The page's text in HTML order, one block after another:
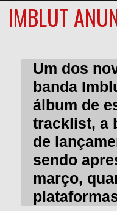
IMBLUT
Um dos
banda
álbum de
tracklist, a
de
sendo
março,